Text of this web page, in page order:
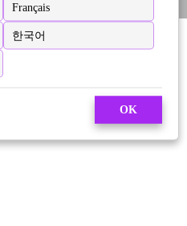
Français
한국어
OK